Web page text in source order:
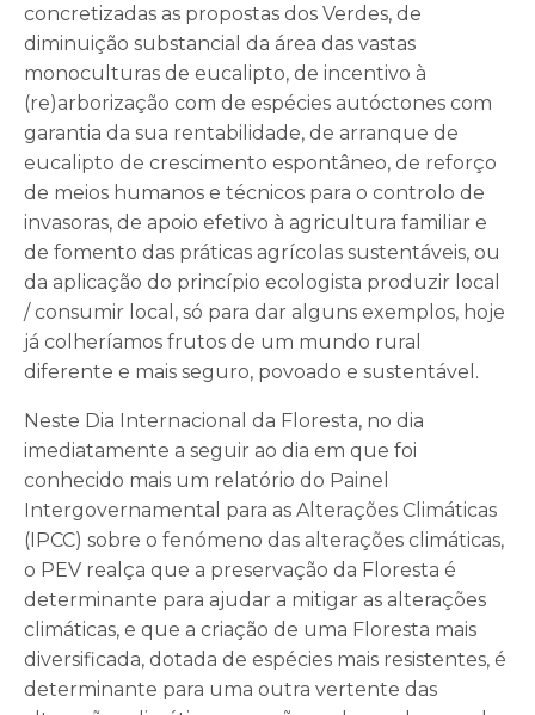
concretizadas as propostas dos Verdes, de
diminuição substancial da área das vastas
monoculturas de eucalipto, de incentivo à
(re)arborização com de espécies autóctones com
garantia da sua rentabilidade, de arranque de
eucalipto de crescimento espontâneo, de reforço
de meios humanos e técnicos para o controlo de
invasoras, de apoio efetivo à agricultura familiar e
de fomento das práticas agrícolas sustentáveis, ou
da aplicação do princípio ecologista produzir local
/ consumir local, só para dar alguns exemplos, hoje
já colheríamos frutos de um mundo rural
diferente e mais seguro, povoado e sustentável.
Neste Dia Internacional da Floresta, no dia
imediatamente a seguir ao dia em que foi
conhecido mais um relatório do Painel
Intergovernamental para as Alterações Climáticas
(IPCC) sobre o fenómeno das alterações climáticas,
o PEV realça que a preservação da Floresta é
determinante para ajudar a mitigar as alterações
climáticas, e que a criação de uma Floresta mais
diversificada, dotada de espécies mais resistentes, é
determinante para uma outra vertente das